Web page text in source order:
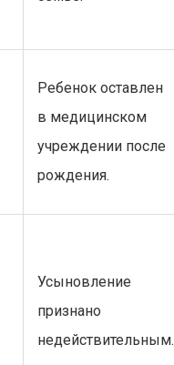
Ребенок оставлен
в медицинском
учреждении после
рождения.
Усыновление
признано
недействительным.